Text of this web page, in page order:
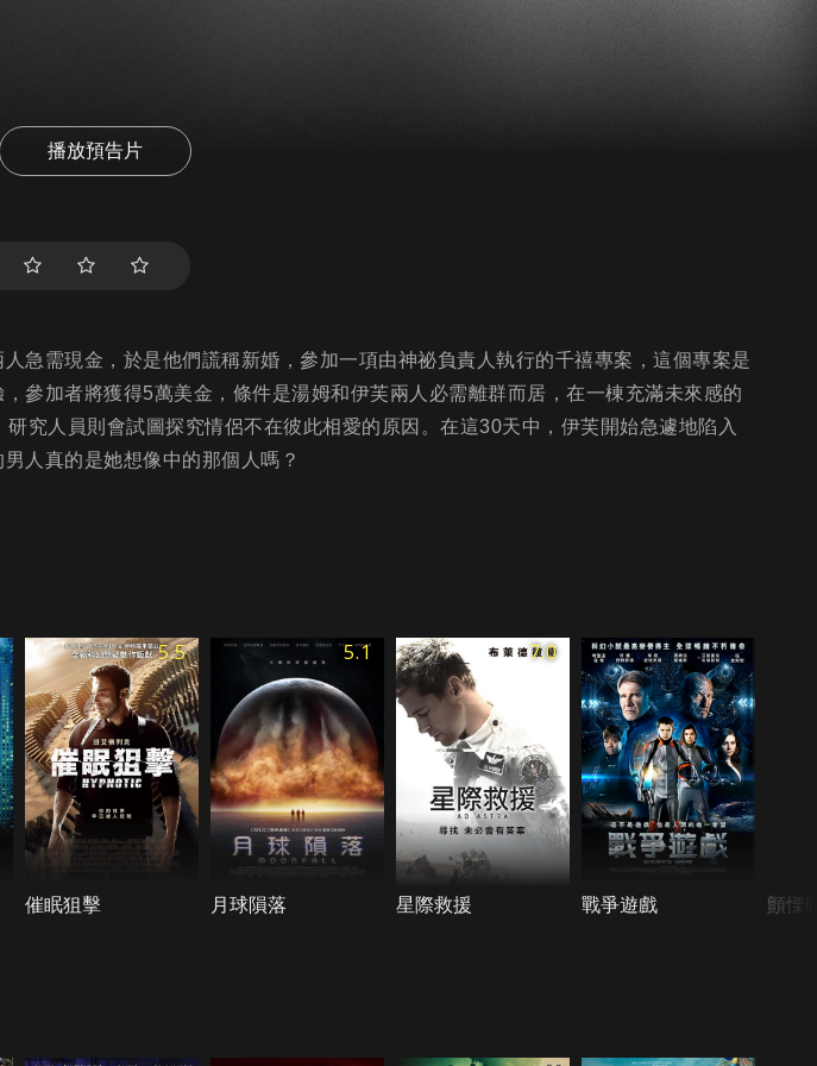
播放預告片
急需現金，於是他們謊稱新婚，參加一項由神祕負責人執行的千禧專案，這個專案是
參加者將獲得5萬美金，條件是湯姆和伊芙兩人必需離群而居，在一棟充滿未來感的
究人員則會試圖探究情侶不在彼此相愛的原因。在這30天中，伊芙開始急遽地陷入
人真的是她想像中的那個人嗎？
5.5
催眠狙擊
5.1
月球隕落
7.0
星際救援 戰爭遊戲 顫慄